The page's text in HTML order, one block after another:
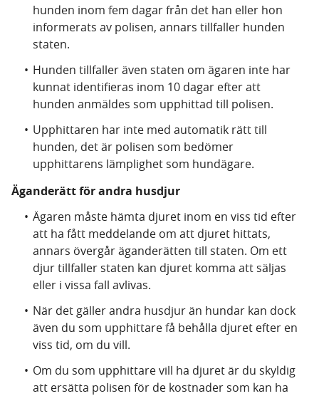
hunden inom fem dagar från det han eller hon
informerats av polisen, annars tillfaller hunden
staten.
Hunden tillfaller även staten om ägaren inte har
kunnat identifieras inom 10 dagar efter att
hunden anmäldes som upphittad till polisen.
Upphittaren har inte med automatik rätt till
hunden, det är polisen som bedömer
upphittarens lämplighet som hundägare.
Äganderätt för andra husdjur
Ägaren måste hämta djuret inom en viss tid efter
att ha fått meddelande om att djuret hittats,
annars övergår äganderätten till staten. Om ett
djur tillfaller staten kan djuret komma att säljas
eller i vissa fall avlivas.
När det gäller andra husdjur än hundar kan dock
även du som upphittare få behålla djuret efter en
viss tid, om du vill.
Om du som upphittare vill ha djuret är du skyldig
att ersätta polisen för de kostnader som kan ha